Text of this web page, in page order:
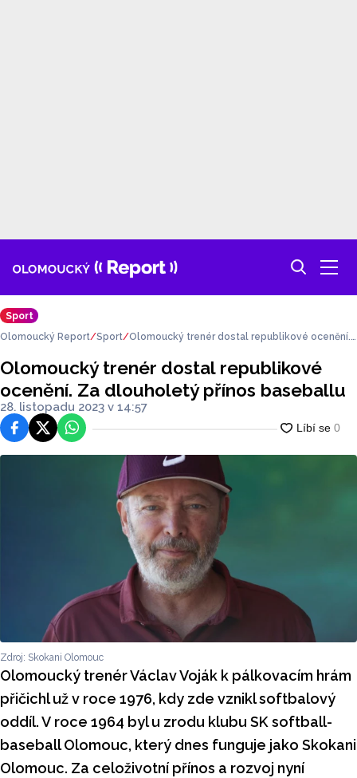
Sport
Olomoucký Report Sport Olomoucký trenér dostal republikové ocenění.
Olomoucký trenér dostal republikové
ocenění. Za dlouholetý přínos baseballu
28. listopadu 2023 v 14:57
FacebookPlatforma X
WhatsApp
Zdroj: Skokani Olomouc
Olomoucký trenér Václav Voják k pálkovacím hrám
přičichl už v roce 1976, kdy zde vznikl softbalový
oddíl. V roce 1964 byl u zrodu klubu SK softball-
baseball Olomouc, který dnes funguje jako Skokani
Olomouc. Za celoživotní přínos a rozvoj nyní